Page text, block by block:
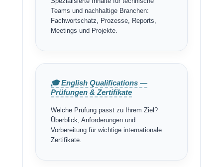
Teams und nachhaltige Branchen:
Fachwortschatz, Prozesse, Reports,
Meetings und Projekte.
🎓 English Qualifications —
Prüfungen & Zertifikate
Welche Prüfung passt zu Ihrem Ziel?
Überblick, Anforderungen und
Vorbereitung für wichtige internationale
Zertifikate.